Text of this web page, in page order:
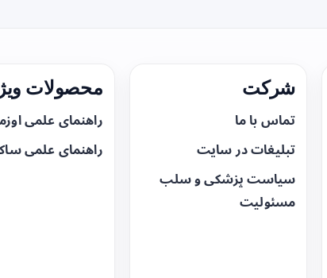
شرکت
تماس با ما
تبلیغات در سایت
سیاست پزشکی و سلب
مسئولیت
محصولات
راهنمای علمی
راهنمای علمی